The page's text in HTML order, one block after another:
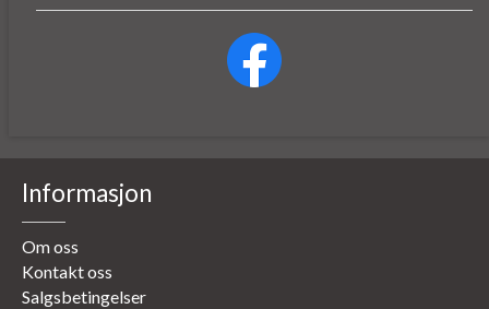
Informasjon
Om oss
Kontakt oss
Salgsbetingelser